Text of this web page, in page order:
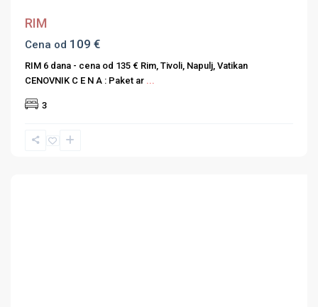
RIM
Cena od 109 €
RIM 6 dana - cena od 135 € Rim, Tivoli, Napulj, Vatikan
CENOVNIK C E N A : Paket ar ...
3